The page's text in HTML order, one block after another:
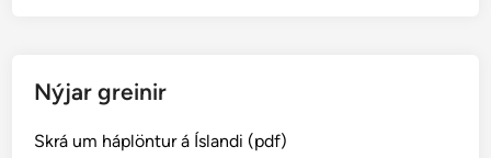
a
J
Nýjar greinir
Skrá um háplöntur á Íslandi (pdf)